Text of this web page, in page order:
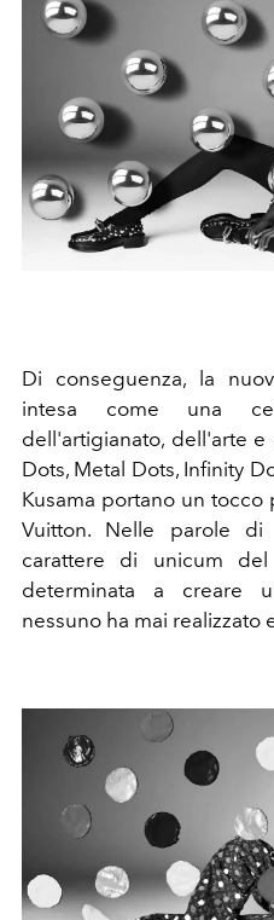
Di conseguenza, la
intesa come una
dell'artigianato, dell'arte
Dots, Metal Dots, Infinity
Kusama portano un tocco
Vuitton. Nelle parole di
carattere di unicum
determinata a creare
nessuno ha mai realizzato